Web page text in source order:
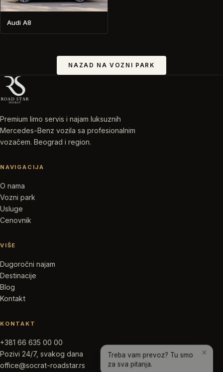
Audi A8
NAZAD NA VOZNI PARK
Premium limo servis i najam luksuznih
Mercedes-Benz vozila sa profesionalnim
vozačem. Beograd i region.
NAVIGACIJA
O nama
Vozni park
Usluge
Cenovnik
VIŠE
Dugoročni najam
Destinacije
Blog
Kontakt
KONTAKT
+381 66 635 00 00
Pozivi 24/7, svakog dana
office@socrat-roadstar.rs
×
Treba vam prevoz? Tu smo
za sva pitanja.